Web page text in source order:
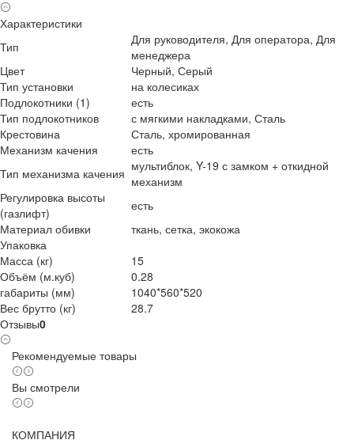
Характеристики
Тип
Для руководителя, Для оператора, Для
менеджера
Цвет
Черный, Серый
Тип установки
на колесиках
Подлокотники (1)
есть
Тип подлокотников
с мягкими накладками, Сталь
Крестовина
Сталь, хромированная
Механизм качения
есть
Тип механизма качения мультиблок, Y-19 с замком + откидной
механизм
Регулировка высоты
(газлифт)
есть
Материал обивки
ткань, сетка, экокожа
Упаковка
Масса (кг)
15
Объём (м.куб)
0.28
габариты (мм)
1040*560*520
Вес брутто (кг)
28.7
Отзывы0
Рекомендуемые товары
Вы смотрели
КОМПАНИЯ